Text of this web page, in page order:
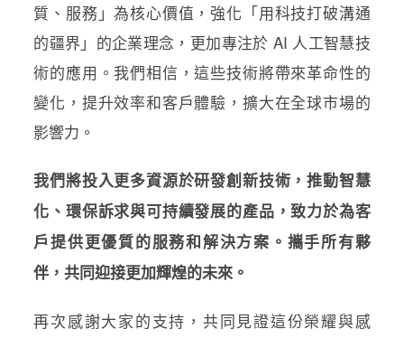
質、服務」為核心價值，強化「用科技打破溝通
的疆界」的企業理念，更加專注於 AI 人工智慧技
術的應用。我們相信，這些技術將帶來革命性的
變化，提升效率和客戶體驗，擴大在全球市場的
影響力。
我們將投入更多資源於研發創新技術，推動智慧
化、環保訴求與可持續發展的產品，致力於為客
戶提供更優質的服務和解決方案。攜手所有夥
伴，共同迎接更加輝煌的未來。
再次感謝大家的支持，共同見證這份榮耀與感